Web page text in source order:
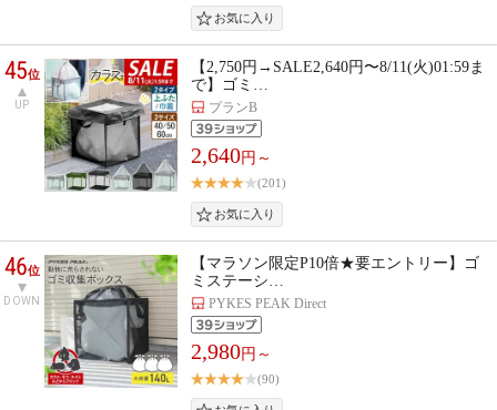
45位
UP
【2,750円→SALE2,640円〜8/11(火)01:59ま
で】ゴミ…
プランB
2,640円～
(201)
46位
DOWN
【マラソン限定P10倍★要エントリー】ゴ
ミステーシ…
PYKES PEAK Direct
2,980円～
(90)